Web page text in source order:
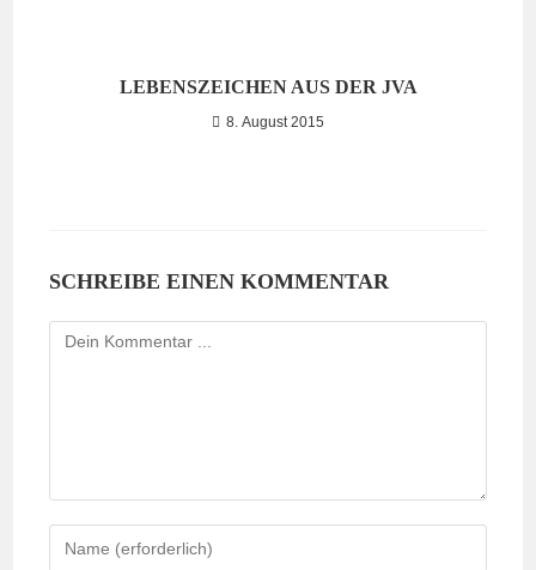
LEBENSZEICHEN AUS DER JVA
8. August 2015
SCHREIBE EINEN KOMMENTAR
Kommentieren